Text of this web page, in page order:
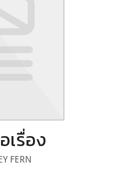
เรื่อง
FERN